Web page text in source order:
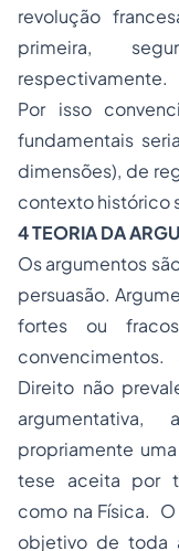
revolução
primeira,
respectivamente.
Por isso
fundamentais
dimensões), de
contexto histórico
4 TEORIA DA
Os argumentos
persuasão.
fortes ou
convencimentos.
Direito não
propriamente
tese aceita por
como na Física.
objetivo de toda